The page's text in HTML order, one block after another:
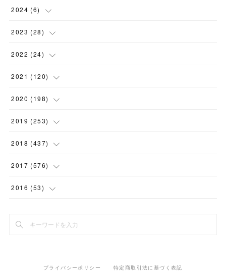
2024 (6)
(1)
(1 )
(1)
( 1 )
2023 (28)
(2)
(1)
(1)
(2 )
(2)
2022 (24)
(5)
(2)
(2)
( 1 )
(3)
2021 (120)
(12)
(3)
(1)
(9)
(19)
14)
2020 (198)
(12)
(11)
(12)
(22
(17)
15)
2019 (253)
(14)
(27)
(22
(32)
2018 (437)
(23)
(24
( 14)
2017 (576)
(44
44)
2016 (53)
20)
プライバシーポリシー 特定商取引法に基づく表記